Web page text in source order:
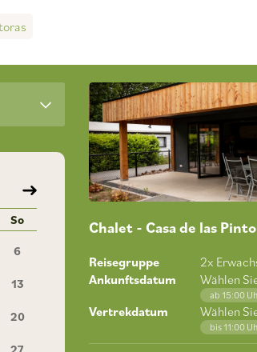
So
6
13
20
27
Chalet - Casa de las
Reisegruppe 2x
Ankunftsdatum
Wählen
ab 15:00
Vertrekdatum Wählen
bis 11:00